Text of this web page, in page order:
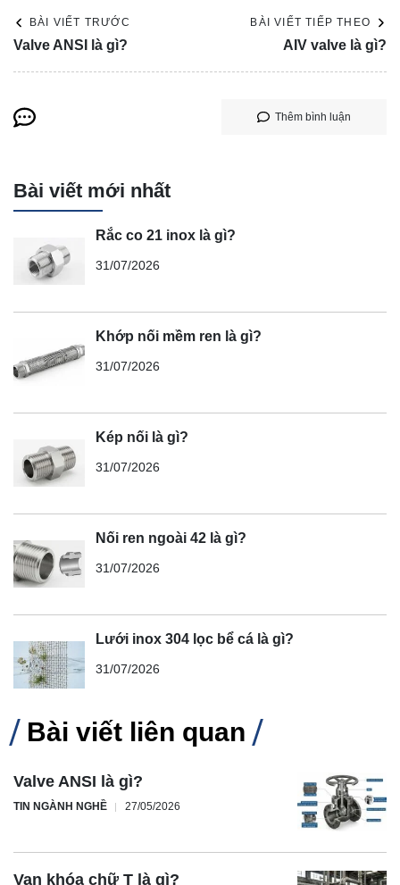
BÀI VIẾT TRƯỚC
Valve ANSI là gì?
BÀI VIẾT TIẾP THEO
AIV valve là gì?
Thêm bình luận
Bài viết mới nhất
Rắc co 21 inox là gì?
31/07/2026
Khớp nối mềm ren là gì?
31/07/2026
Kép nối là gì?
31/07/2026
Nối ren ngoài 42 là gì?
31/07/2026
Lưới inox 304 lọc bể cá là gì?
31/07/2026
Bài viết liên quan
Valve ANSI là gì?
TIN NGÀNH NGHỀ 27/05/2026
Van khóa chữ T là gì?